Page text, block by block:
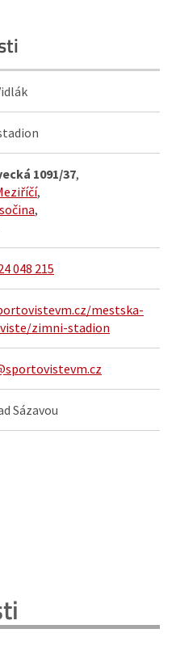
1091/37,
,
,
048 215‬
mestska-
zimni-stadion
Sázavou